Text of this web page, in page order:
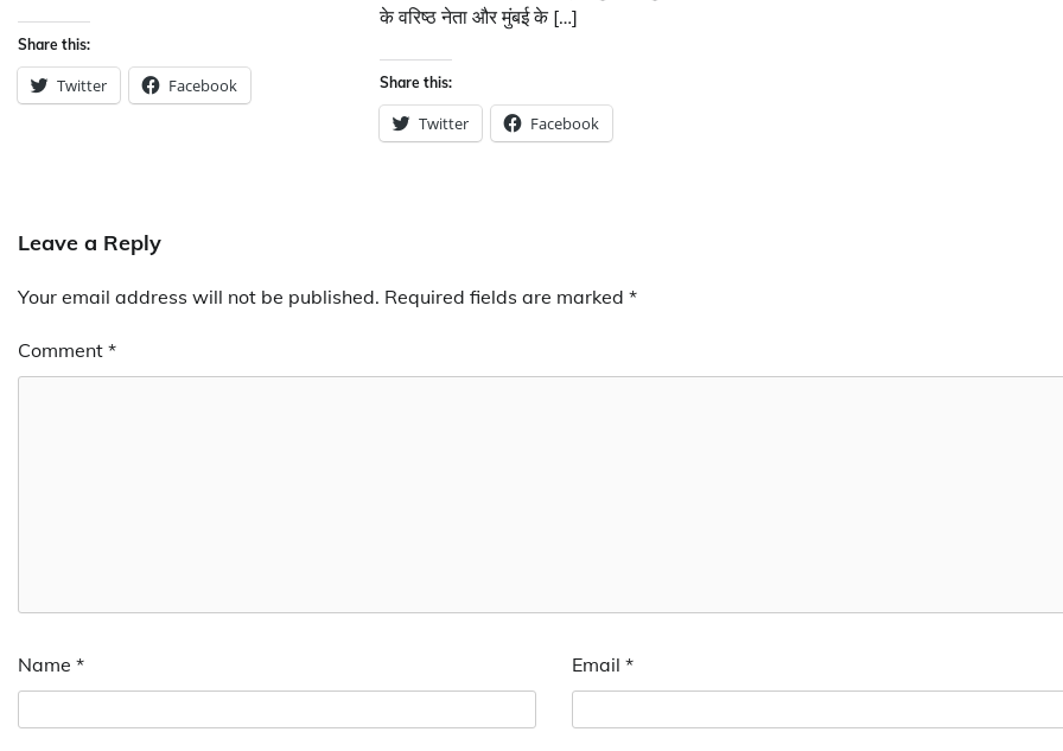
Share this:
Twitter Facebook
के वरिष्ठ नेता और मुंबई के […]
Share this:
Twitter Facebook
Leave a Reply
Your email address will not be published. Required fields are marked *
Comment *
Name * Email *